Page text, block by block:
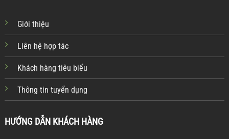
Giới thiệu
Liên hệ hợp tác
Khách hàng tiêu biểu
Thông tin tuyển dụng
HƯỚNG DẪN KHÁCH HÀNG